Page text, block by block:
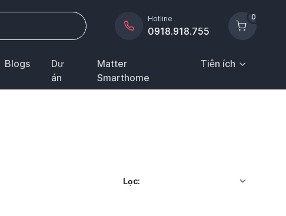
Hotline
0918.918.755
0
Blogs
Dự
án
Matter
Smarthome
Tiện ích
Lọc: